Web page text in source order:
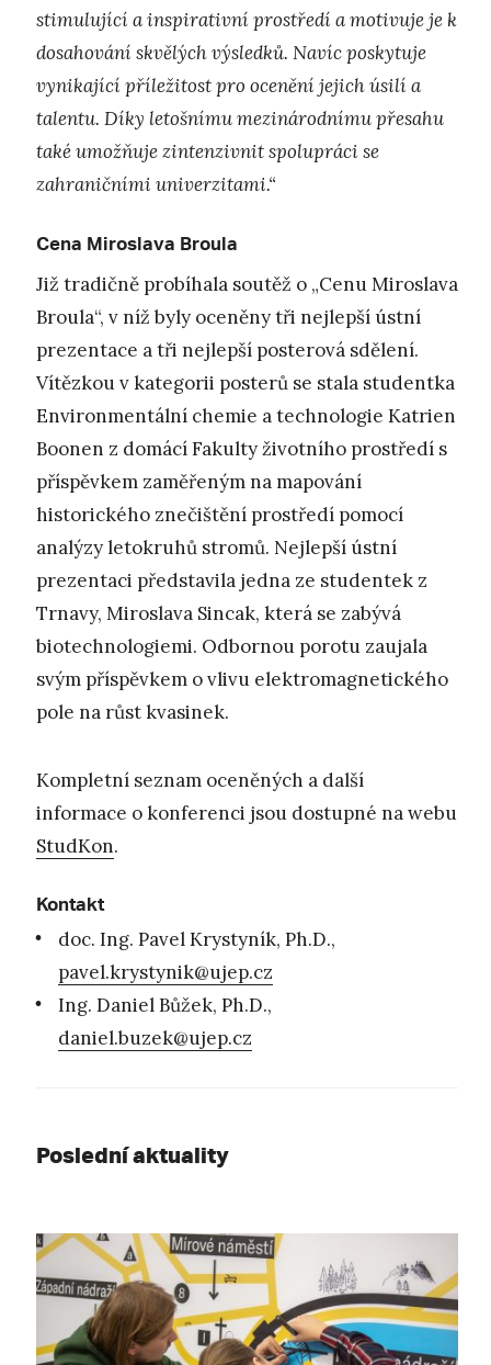
stimulující a inspirativní prostředí a motivuje je k
dosahování skvělých výsledků. Navíc poskytuje
vynikající příležitost pro ocenění jejich úsilí a
talentu. Díky letošnímu mezinárodnímu přesahu
také umožňuje zintenzivnit spolupráci se
zahraničními univerzitami.“
Cena Miroslava Broula
Již tradičně probíhala soutěž o „Cenu Miroslava
Broula“, v níž byly oceněny tři nejlepší ústní
prezentace a tři nejlepší posterová sdělení.
Vítězkou v kategorii posterů se stala studentka
Environmentální chemie a technologie Katrien
Boonen z domácí Fakulty životního prostředí s
příspěvkem zaměřeným na mapování
historického znečištění prostředí pomocí
analýzy letokruhů stromů. Nejlepší ústní
prezentaci představila jedna ze studentek z
Trnavy, Miroslava Sincak, která se zabývá
biotechnologiemi. Odbornou porotu zaujala
svým příspěvkem o vlivu elektromagnetického
pole na růst kvasinek.
Kompletní seznam oceněných a další
informace o konferenci jsou dostupné na webu
StudKon.
Kontakt
doc. Ing. Pavel Krystyník, Ph.D.,
pavel.krystynik@ujep.cz
Ing. Daniel Bůžek, Ph.D.,
daniel.buzek@ujep.cz
Poslední aktuality